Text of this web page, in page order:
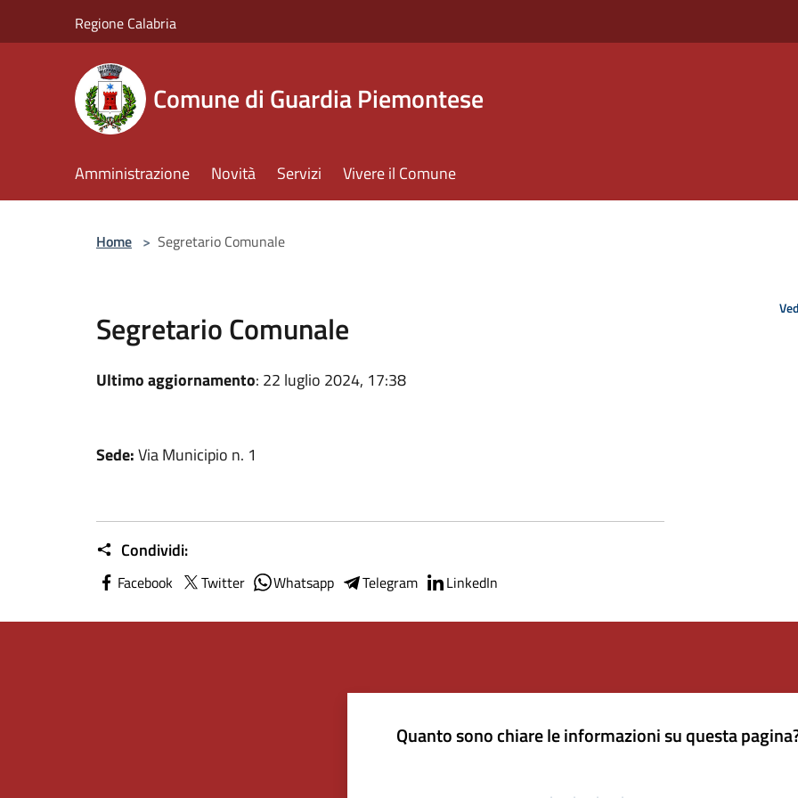
Regione Calabria
Comune di Guardia Piemontese
Amministrazione Novità Servizi Vivere il Comune
Home > Segretario Comunale
Segretario Comunale
Ultimo aggiornamento: 22 luglio 2024, 17:38
Sede:Via Municipio n. 1
Condividi:
Facebook Twitter Whatsapp Telegram LinkedIn
Quanto sono chiare le informazioni su questa